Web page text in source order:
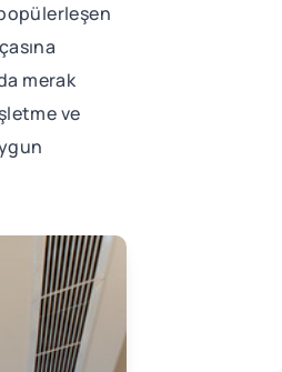
merak
ve